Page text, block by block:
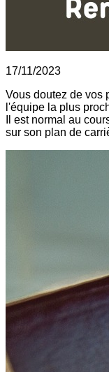
17/11/2023
Vous doutez de vos
l'équipe la plus
Il est normal au
sur son plan de